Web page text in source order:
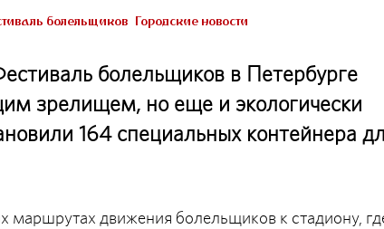
болельщиков Городские новости
болельщиков в Петербурге
зрелищем, но еще и экологически
164 специальных контейнера
маршрутах движения болельщиков к стадиону,